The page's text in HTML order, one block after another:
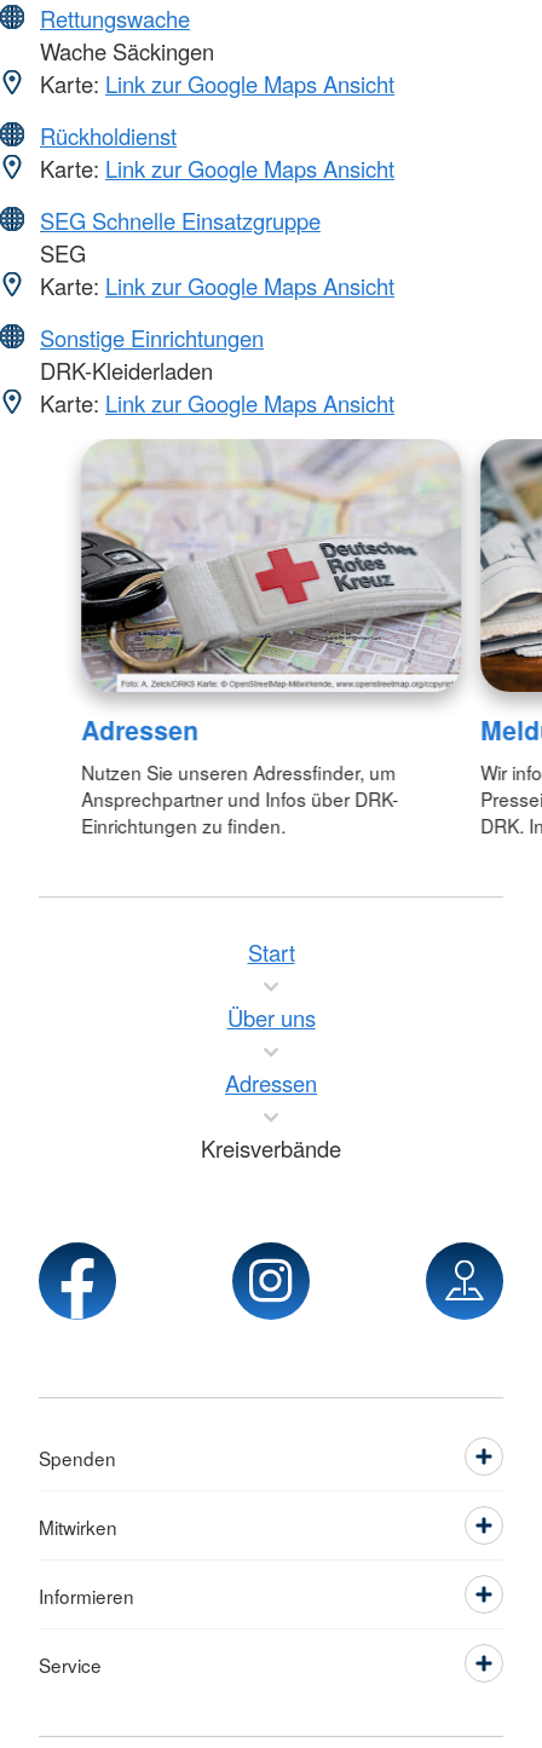
Rettungswache
Wache Säckingen
Karte: Link zur Google Maps Ansicht
Rückholdienst
Karte: Link zur Google Maps Ansicht
SEG Schnelle Einsatzgruppe
SEG
Karte: Link zur Google Maps Ansicht
Sonstige Einrichtungen
DRK-Kleiderladen
Karte: Link zur Google Maps Ansicht
Adressen
Nutzen Sie unseren Adressfinder, um
Ansprechpartner und Infos über DRK-
Einrichtungen zu finden.
Wir
DRK.
Start
Über uns
Adressen
Kreisverbände
Spenden
Mitwirken
Informieren
Service